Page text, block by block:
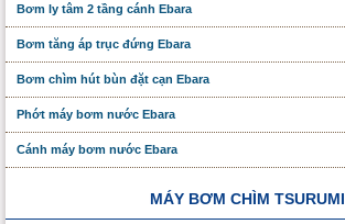
Bơm ly tâm 2 tầng cánh Ebara
Bơm tăng áp trục đứng Ebara
Bơm chìm hút bùn đặt cạn Ebara
Phớt máy bơm nước Ebara
Cánh máy bơm nước Ebara
MÁY BƠM CHÌM TSURUMI